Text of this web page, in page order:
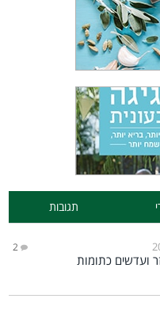
תגובות
2
ועדשים כתומות